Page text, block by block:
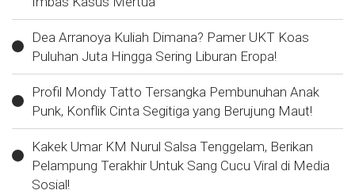
Dea Arranoya Kuliah Dimana? Pamer UKT Koas
Puluhan Juta Hingga Sering Liburan Eropa!
Profil Mondy Tatto Tersangka Pembunuhan Anak
Punk, Konflik Cinta Segitiga yang Berujung Maut!
Kakek Umar KM Nurul Salsa Tenggelam, Berikan
Pelampung Terakhir Untuk Sang Cucu Viral di Media
Sosial!